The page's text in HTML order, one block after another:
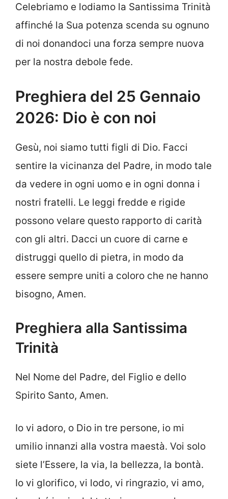
Celebriamo e lodiamo la Santissima Trinità
affinché la Sua potenza scenda su ognuno
di noi donandoci una forza sempre nuova
per la nostra debole fede.
Preghiera del 25 Gennaio
2026: Dio è con noi
Gesù, noi siamo tutti figli di Dio. Facci
sentire la vicinanza del Padre, in modo tale
da vedere in ogni uomo e in ogni donna i
nostri fratelli. Le leggi fredde e rigide
possono velare questo rapporto di carità
con gli altri. Dacci un cuore di carne e
distruggi quello di pietra, in modo da
essere sempre uniti a coloro che ne hanno
bisogno, Amen.
Preghiera alla Santissima
Trinità
Nel Nome del Padre, del Figlio e dello
Spirito Santo, Amen.
Io vi adoro, o Dio in tre persone, io mi
umilio innanzi alla vostra maestà. Voi solo
siete l’Essere, la via, la bellezza, la bontà.
Io vi glorifico, vi lodo, vi ringrazio, vi amo,